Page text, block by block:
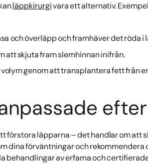
läppkirurgivara ett alternativ.
och överläpp och framhäver det röda i
att skjuta fram slemhinnan inifrån.
genom att transplantera fett från
förstora läpparna – det handlar om att
dina förväntningar och
behandlingar av erfarna och